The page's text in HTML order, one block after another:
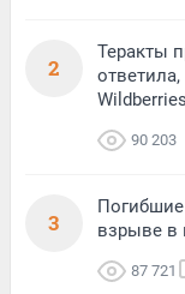
2
Теракты
Wildberries
90 203
3
взрыве в
87 721